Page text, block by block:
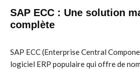
SAP ECC : Une solution
complète
SAP ECC (Enterprise Central
logiciel ERP populaire qui offre de